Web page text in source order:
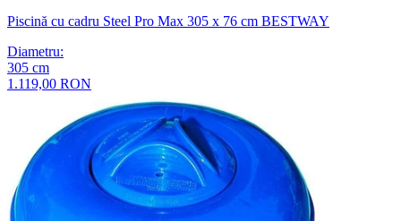
Piscină cu cadru Steel Pro Max 305 x 76 cm BESTWAY
Diametru:
305 cm
1.119,00 RON